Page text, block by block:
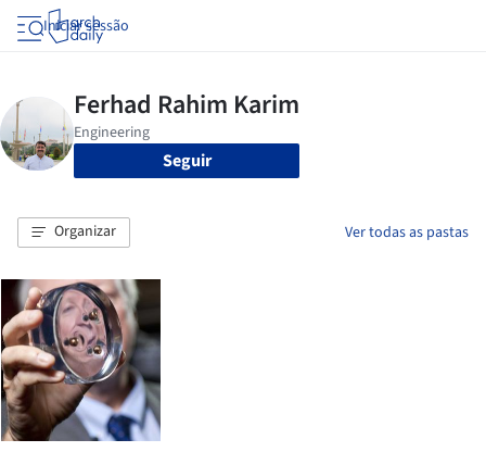
Iniciar sessão
Seguir
Organizar Ver todas as pastas